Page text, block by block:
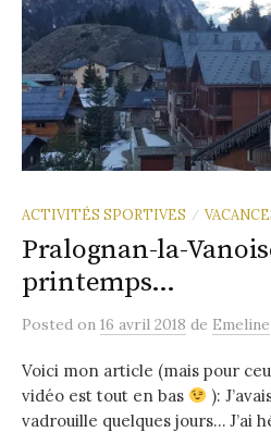
ACTIVITÉS SPORTIVES /
Pralognan-la-
printemps…
Posted on 16 avril 2018 de Emeline
Voici mon article (mais pour
vidéo est tout en bas
):
vadrouille quelques jours… J’ai